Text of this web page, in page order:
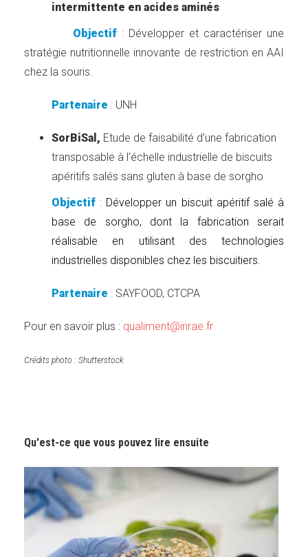
intermittente en acides aminés
Objectif :Développer et caractériser une
stratégie nutritionnelle innovante de restriction en AAI
chez la souris.
Partenaire : UNH
SorBiSal, Etude de faisabilité d’une fabrication
transposable à l’échelle industrielle de biscuits
apéritifs salés sans gluten à base de sorgho
Objectif : Développer un biscuit apéritif salé à
base de sorgho, dont la fabrication serait
réalisable en utilisant des technologies
industrielles disponibles chez les biscuitiers.
Partenaire : SAYFOOD, CTCPA
Pour en savoir plus : qualiment@inrae.fr
Crédits photo : Shutterstock
Qu'est-ce que vous pouvez lire ensuite